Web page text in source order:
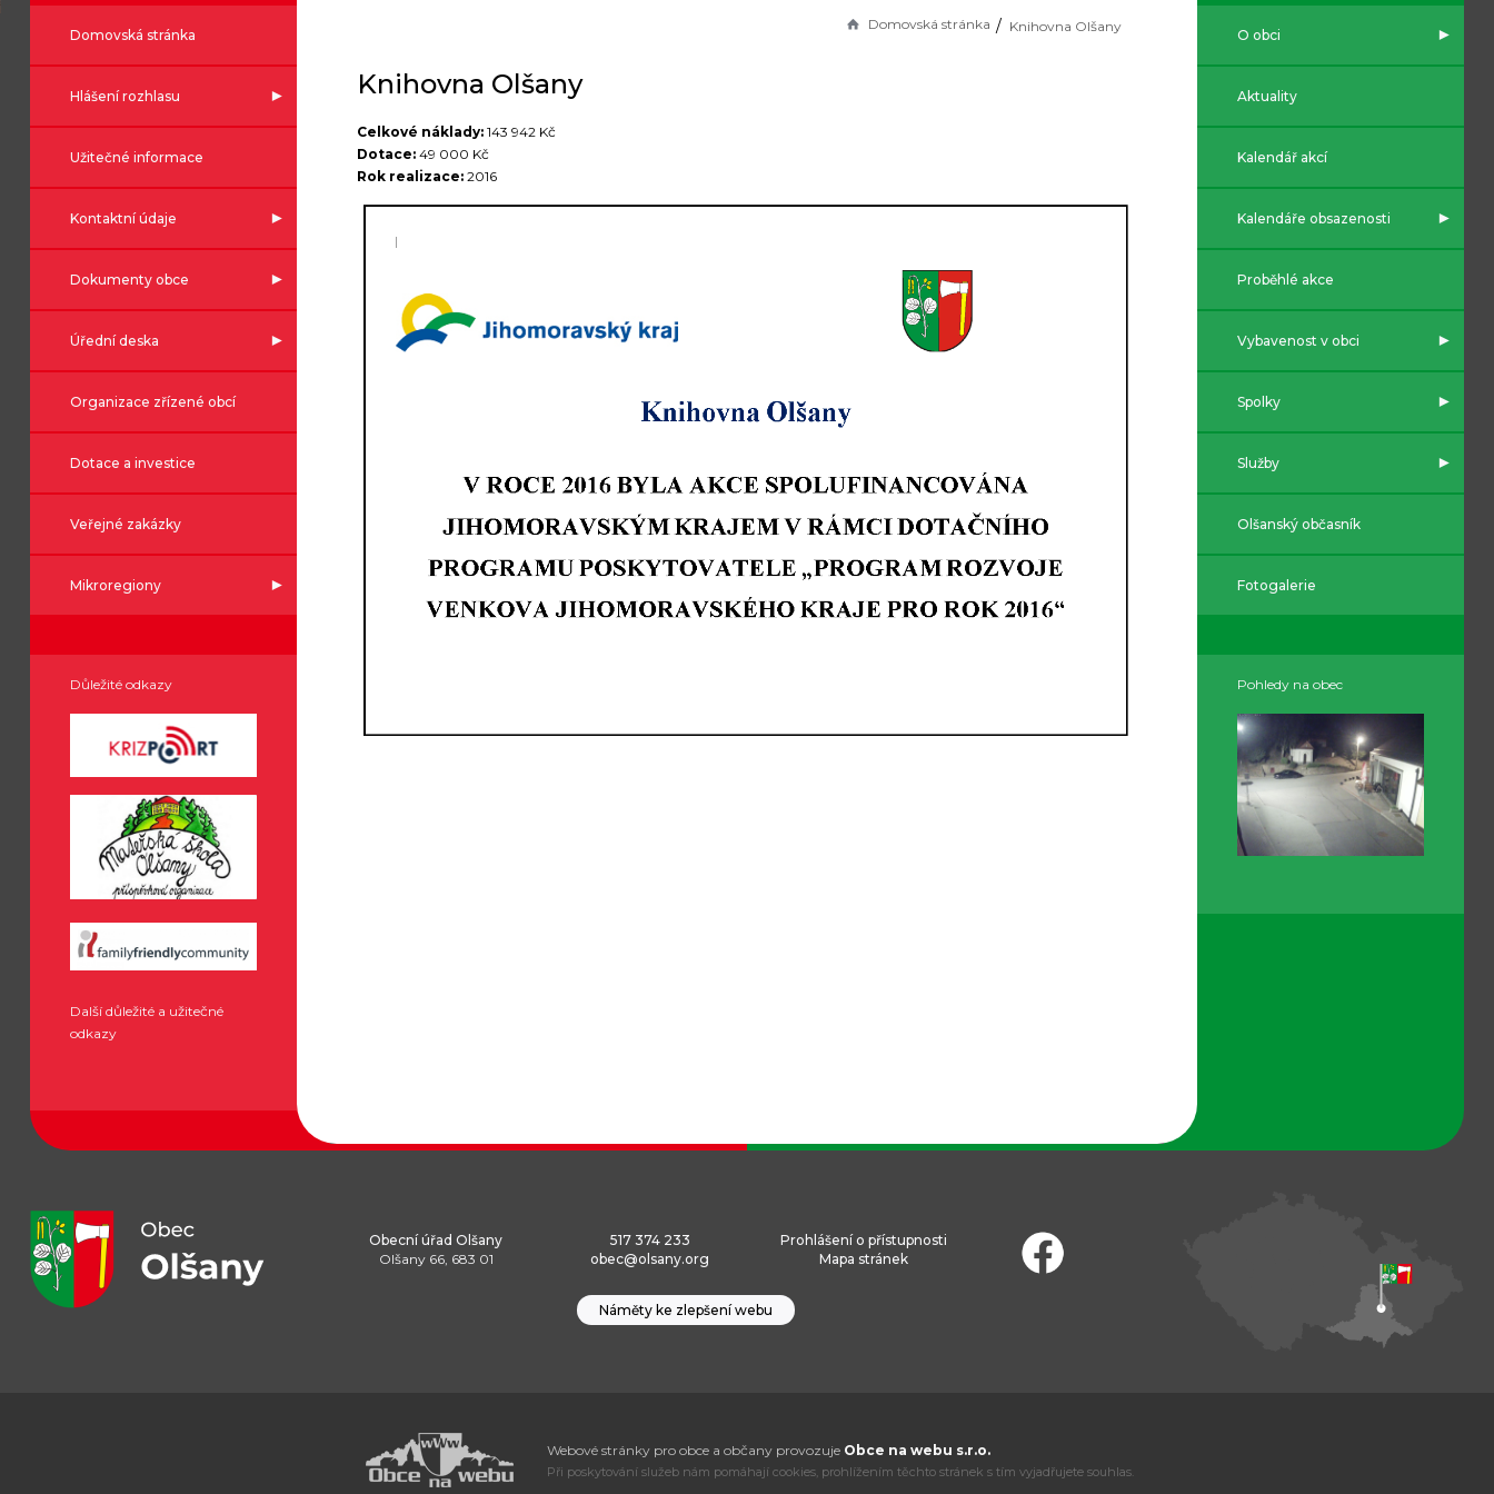
Domovská stránka
Hlášení rozhlasu
Užitečné informace
Kontaktní údaje
Dokumenty obce
Úřední deska
Organizace zřízené obcí
Dotace a investice
Veřejné zakázky
Mikroregiony
Důležité odkazy
Další důležité a užitečné
odkazy
Domovská stránka Knihovna Olšany
Knihovna Olšany
Celkové náklady: 143 942 Kč
Dotace: 49 000 Kč
Rok realizace: 2016
O obci
Aktuality
Kalendář akcí
Kalendáře obsazenosti
Proběhlé akce
Vybavenost v obci
Spolky
Služby
Olšanský občasník
Fotogalerie
Pohledy na obec
Obecní úřad Olšany
Olšany 66, 683 01
517 374 233
obec@olsany.org
Prohlášení o přístupnosti
Mapa stránek
Náměty ke zlepšení webu
Webové stránky pro obce a občany provozuje Obce na webu s.r.o.
Při poskytování služeb nám pomáhají cookies, prohlížením těchto stránek s tím vyjadřujete souhlas.